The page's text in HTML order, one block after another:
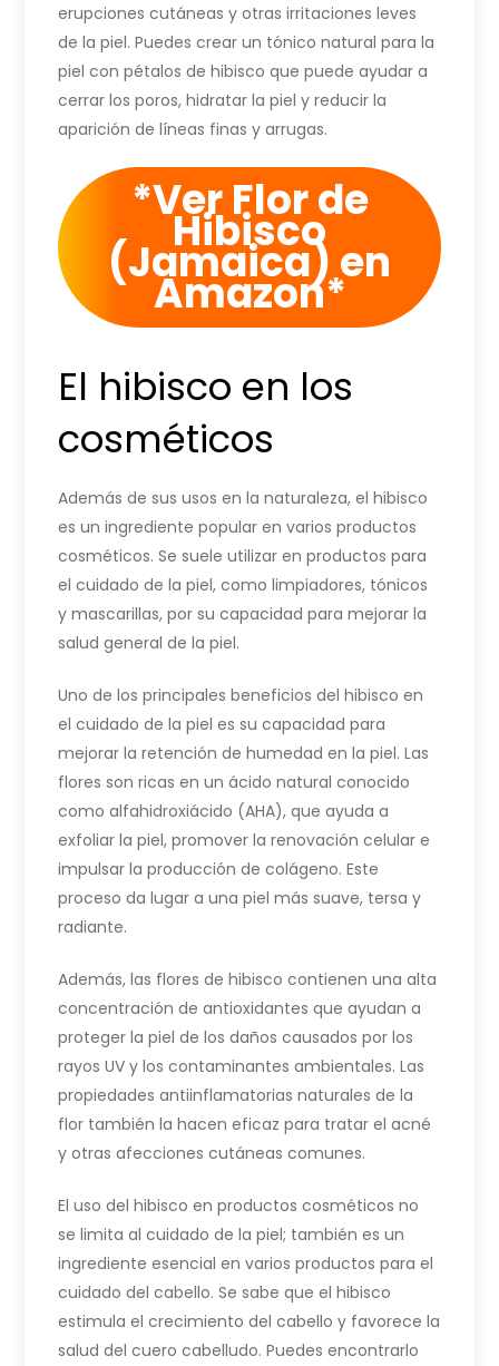
erupciones cutáneas y otras irritaciones leves
de la piel. Puedes crear un tónico natural para la
piel con pétalos de hibisco que puede ayudar a
cerrar los poros, hidratar la piel y reducir la
aparición de líneas finas y arrugas.
*Ver Flor de
Hibisco
(Jamaica) en
Amazon*
El hibisco en los
cosméticos
Además de sus usos en la naturaleza, el hibisco
es un ingrediente popular en varios productos
cosméticos. Se suele utilizar en productos para
el cuidado de la piel, como limpiadores, tónicos
y mascarillas, por su capacidad para mejorar la
salud general de la piel.
Uno de los principales beneficios del hibisco en
el cuidado de la piel es su capacidad para
mejorar la retención de humedad en la piel. Las
flores son ricas en un ácido natural conocido
como alfahidroxiácido (AHA), que ayuda a
exfoliar la piel, promover la renovación celular e
impulsar la producción de colágeno. Este
proceso da lugar a una piel más suave, tersa y
radiante.
Además, las flores de hibisco contienen una alta
concentración de antioxidantes que ayudan a
proteger la piel de los daños causados por los
rayos UV y los contaminantes ambientales. Las
propiedades antiinflamatorias naturales de la
flor también la hacen eficaz para tratar el acné
y otras afecciones cutáneas comunes.
El uso del hibisco en productos cosméticos no
se limita al cuidado de la piel; también es un
ingrediente esencial en varios productos para el
cuidado del cabello. Se sabe que el hibisco
estimula el crecimiento del cabello y favorece la
salud del cuero cabelludo. Puedes encontrarlo